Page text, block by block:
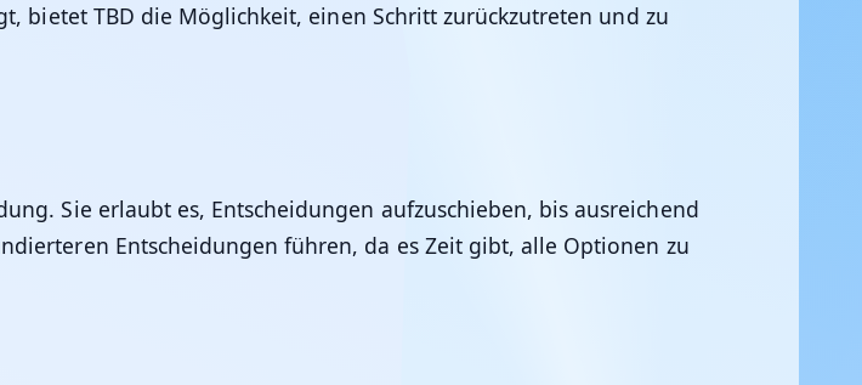
bietet TBD die Möglichkeit, einen Schritt zurückzutreten und zu
Sie erlaubt es, Entscheidungen aufzuschieben, bis ausreichend
Entscheidungen führen, da es Zeit gibt, alle Optionen zu